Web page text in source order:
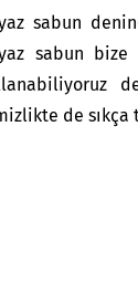
sabun
sabun
de sıkça